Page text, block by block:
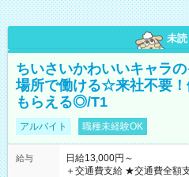
未読
ちいさいかわいいキャラ
場所で働ける☆来社不要
もらえる◎/T1
アルバイト 職種未経験OK
給与
日給13,000円～
＋交通費支給 ★交通費全額支給！ ┗案件により規定あり ★日払